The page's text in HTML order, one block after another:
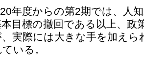
年度からの第2期では、人
目標の撤回である以上、政
実際には大きな手を加えら
いる。